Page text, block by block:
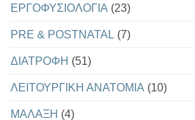
EΡΓΟΦΥΣΙΟΛΟΓΙΑ (23)
PRE & POSTNATAL (7)
ΔΙΑΤΡΟΦΗ (51)
ΛΕΙΤΟΥΡΓΙΚΗ ΑΝΑΤΟΜΙΑ (10)
ΜΑΛΑΞΗ (4)